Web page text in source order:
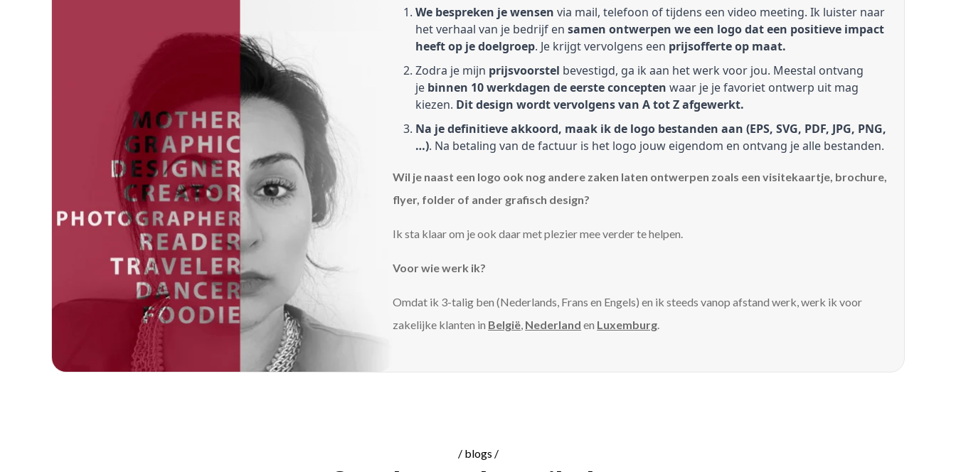
We bespreken je wensen via mail, telefoon of tijdens een video meeting. Ik luister naar
het verhaal van je bedrijf ensamen ontwerpen we een logo dat een positieve impact
heeft op je doelgroep. Je krijgt vervolgens een prijsofferte op maat.
Zodra je mijn prijsvoorstel bevestigd, ga ik aan het werk voor jou. Meestal ontvang
je binnen 10 werkdagen de eerste concepten waar je je favoriet ontwerp uit mag
kiezen. Dit design wordt vervolgens van A tot Z afgewerkt.
Na je definitieve akkoord, maak ik de logo bestanden aan (EPS, SVG, PDF, JPG, PNG,
…). Na betaling van de factuur is het logo jouw eigendom en ontvang je alle bestanden.
Wil je naast een logo ook nog andere zaken laten ontwerpen zoals een visitekaartje, brochure,
flyer, folder of ander grafisch design?
Ik sta klaar om je ook daar met plezier mee verder te helpen.
Voor wie werk ik?
Omdat ik 3-talig ben (Nederlands, Frans en Engels) en ik steeds vanop afstand werk, werk ik voor
zakelijke klanten in België, Nederland en Luxemburg.
/ blogs /